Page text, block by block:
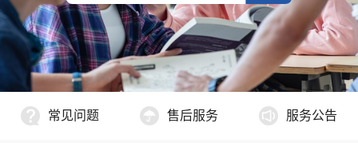
常见问题 售后服务 服务公告